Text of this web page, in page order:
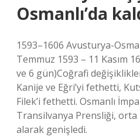
Osmanlı’da
1593–1606 Avusturya-
Temmuz 1593 – 11 Kasım
ve 6 gün)Coğrafi
Kanije ve Eğri’yi fethetti,
Filek’i fethetti. Osmanlı
Transilvanya Prensliği, orta
alarak genişledi.